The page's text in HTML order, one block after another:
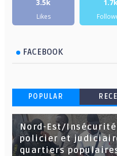
3.5k
Likes
FACEBOOK
POPULAR
Nord-Est/
policier et
quartiers